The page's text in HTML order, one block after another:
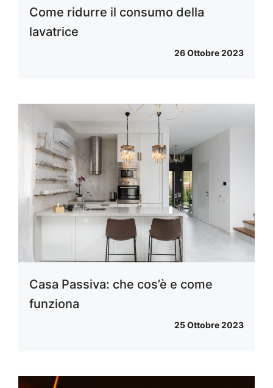
Come ridurre il consumo della
lavatrice
26 Ottobre 2023
Casa Passiva: che cos’è e come
funziona
25 Ottobre 2023